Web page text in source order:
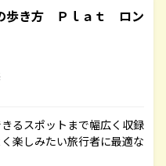
歩き方 Ｐｌａｔ ロン
るスポットまで幅広く収録
楽しみたい旅行者に最適な